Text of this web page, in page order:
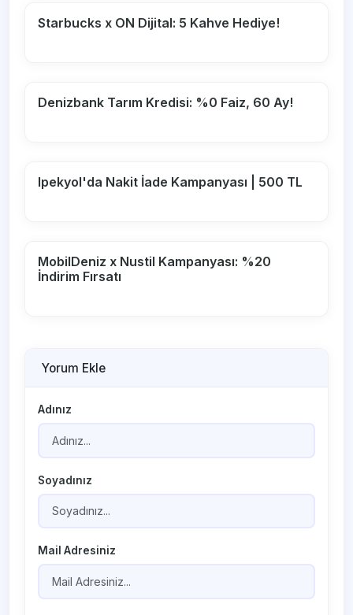
Starbucks x ON Dijital: 5 Kahve Hediye!
Denizbank Tarım Kredisi: %0 Faiz, 60 Ay!
Ipekyol'da Nakit İade Kampanyası | 500 TL
MobilDeniz x Nustil Kampanyası: %20
İndirim Fırsatı
Yorum Ekle
Adınız
Soyadınız
Mail Adresiniz